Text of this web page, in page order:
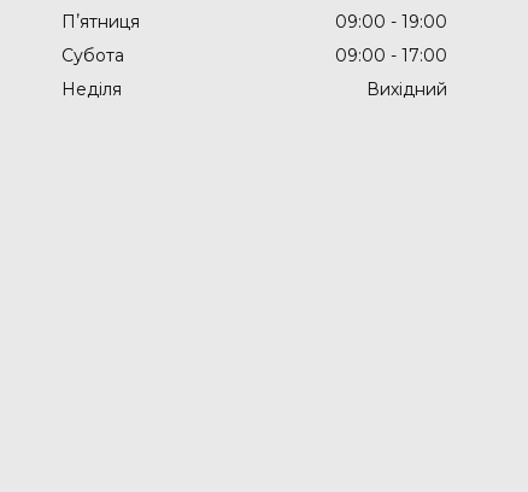
Пʼятниця
09:00
19:00
Субота
09:00
17:00
Неділя
Вихідний